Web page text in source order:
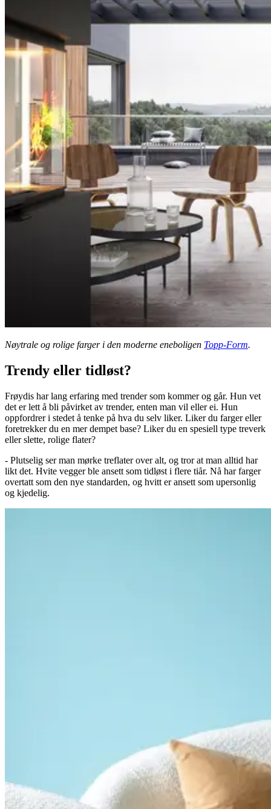
Nøytrale og rolige farger i den moderne eneboligen Topp-Form.
Trendy eller tidløst?
Frøydis har lang erfaring med trender som kommer og går. Hun vet
det er lett å bli påvirket av trender, enten man vil eller ei. Hun
oppfordrer i stedet å tenke på hva du selv liker. Liker du farger eller
foretrekker du en mer dempet base? Liker du en spesiell type treverk
eller slette, rolige flater?
- Plutselig ser man mørke treflater over alt, og tror at man alltid har
likt det. Hvite vegger ble ansett som tidløst i flere tiår. Nå har farger
overtatt som den nye standarden, og hvitt er ansett som upersonlig
og kjedelig.